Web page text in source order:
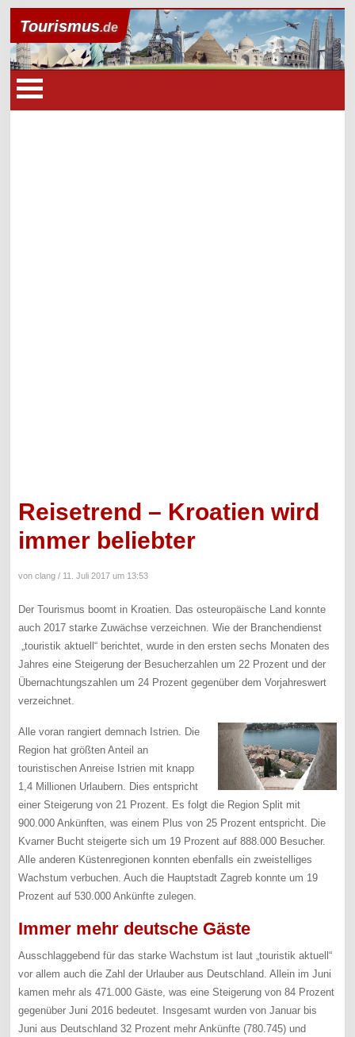
Tourismus.de
Reisetrend – Kroatien wird
immer beliebter
von clang / 11. Juli 2017 um 13:53
Der Tourismus boomt in Kroatien. Das osteuropäische Land konnte
auch 2017 starke Zuwächse verzeichnen. Wie der Branchendienst
„touristik aktuell“ berichtet, wurde in den ersten sechs Monaten des
Jahres eine Steigerung der Besucherzahlen um 22 Prozent und der
Übernachtungszahlen um 24 Prozent gegenüber dem Vorjahreswert
verzeichnet.
Alle voran rangiert demnach Istrien. Die
Region hat größten Anteil an
touristischen Anreise Istrien mit knapp
1,4 Millionen Urlaubern. Dies entspricht
einer Steigerung von 21 Prozent. Es folgt die Region Split mit
900.000 Ankünften, was einem Plus von 25 Prozent entspricht. Die
Kvarner Bucht steigerte sich um 19 Prozent auf 888.000 Besucher.
Alle anderen Küstenregionen konnten ebenfalls ein zweistelliges
Wachstum verbuchen. Auch die Hauptstadt Zagreb konnte um 19
Prozent auf 530.000 Ankünfte zulegen.
Immer mehr deutsche Gäste
Ausschlaggebend für das starke Wachstum ist laut „touristik aktuell“
vor allem auch die Zahl der Urlauber aus Deutschland. Allein im Juni
kamen mehr als 471.000 Gäste, was eine Steigerung von 84 Prozent
gegenüber Juni 2016 bedeutet. Insgesamt wurden von Januar bis
Juni aus Deutschland 32 Prozent mehr Ankünfte (780.745) und